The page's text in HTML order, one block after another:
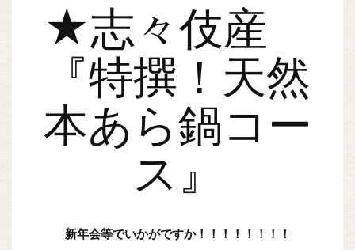
★志々伎産
『特撰！天然
本あら鍋コー
ス』
新年会等でいかがですか！！！！！！！！